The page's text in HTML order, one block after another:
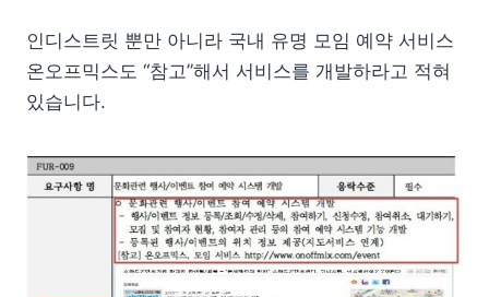
인디스트릿 뿐만 아니라 국내 유명 모임 예약 서비스
온오프믹스도 “참고”해서 서비스를 개발하라고 적혀
있습니다.